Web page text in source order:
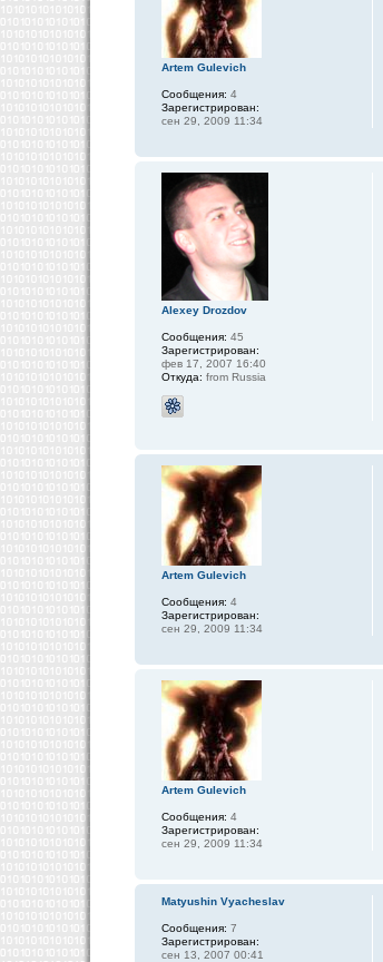
Artem Gulevich
Сообщения: 4
Зарегистрирован:
сен 29, 2009 11:34
Alexey Drozdov
Сообщения: 45
Зарегистрирован:
фев 17, 2007 16:40
Откуда: from Russia
Artem Gulevich
Сообщения: 4
Зарегистрирован:
сен 29, 2009 11:34
Artem Gulevich
Сообщения: 4
Зарегистрирован:
сен 29, 2009 11:34
Matyushin Vyacheslav
Сообщения: 7
Зарегистрирован:
сен 13, 2007 00:41